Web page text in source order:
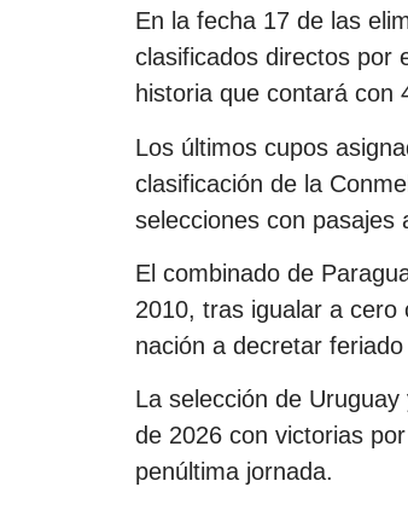
En la fecha 17 de las
clasificados directos por
historia que contará con
Los últimos cupos
clasificación de la
selecciones con pasajes
El combinado de
2010, tras igualar a cero
nación a decretar
La selección de
de 2026 con victorias
penúltima jornada.